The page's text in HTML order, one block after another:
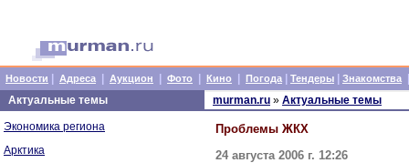
Новости Адреса Аукцион Фото Кино Погода Тендеры Знакомства
Актуальные темы
Экономика региона
Арктика
murman.ru » Актуальные темы
Проблемы ЖКХ
24 августа 2006 г. 12:26